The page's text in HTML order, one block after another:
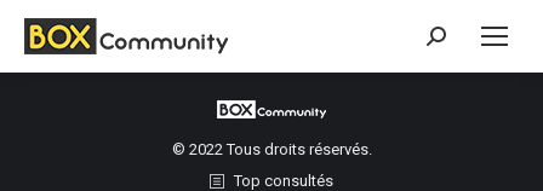
Search:
© 2022 Tous droits réservés.
Top consultés